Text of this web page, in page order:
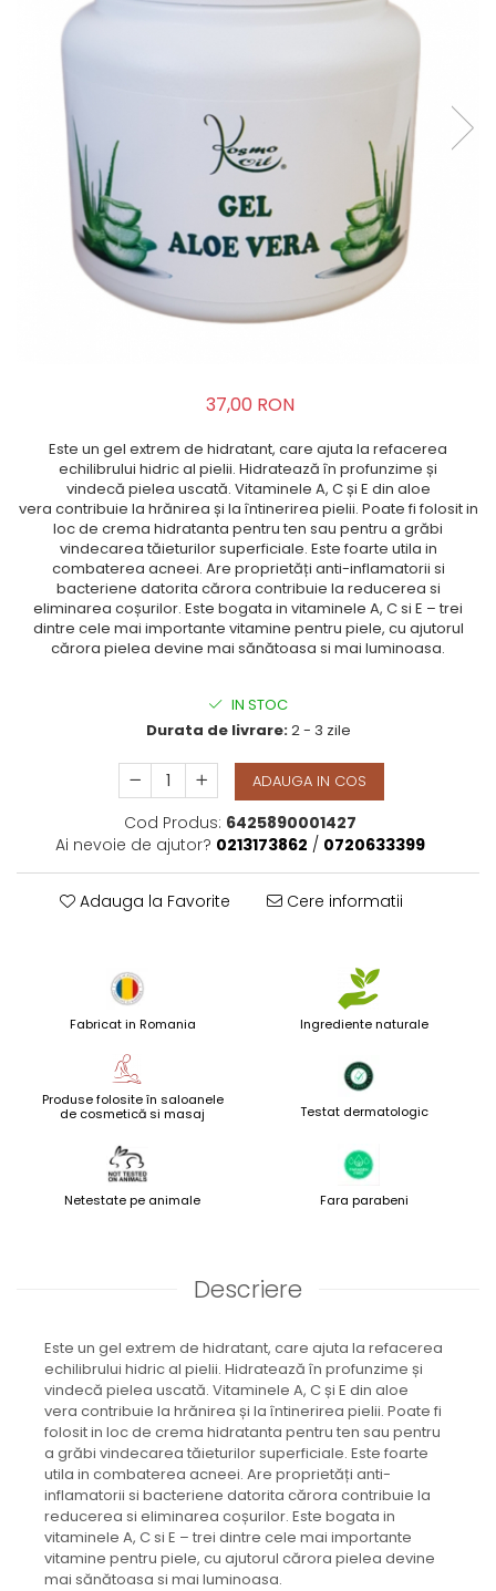
TERAPEUTIC
THAILANDEZ (LOMI-LOMI)
37,00 RON
Este un gel extrem de hidratant, care ajuta la refacerea
echilibrului hidric al pielii. Hidratează în profunzime și
vindecă pielea uscată. Vitaminele A, C și E din aloe
vera contribuie la hrănirea și la întinerirea pielii. Poate fi folosit in
loc de crema hidratanta pentru ten sau pentru a grăbi
vindecarea tăieturilor superficiale. Este foarte utila in
combaterea acneei. Are proprietăți anti-inflamatorii si
bacteriene datorita cărora contribuie la reducerea si
eliminarea coșurilor. Este bogata in vitaminele A, C si E – trei
dintre cele mai importante vitamine pentru piele, cu ajutorul
cărora pielea devine mai sănătoasa si mai luminoasa.
IN STOC
Durata de livrare:2 - 3 zile
ADAUGA IN COS
Cod Produs: 6425890001427
Ai nevoie de ajutor? 0213173862 / 0720633399
Adauga la Favorite Cere informatii
Fabricat in Romania Ingrediente naturale
Produse folosite în saloanele
de cosmetică si masaj
Testat dermatologic
Netestate pe animale Fara parabeni
Descriere
Este un gel extrem de hidratant, care ajuta la refacerea
echilibrului hidric al pielii. Hidratează în profunzime și
vindecă pielea uscată. Vitaminele A, C și E din aloe
vera contribuie la hrănirea și la întinerirea pielii. Poate fi
folosit in loc de crema hidratanta pentru ten sau pentru
a grăbi vindecarea tăieturilor superficiale. Este foarte
utila in combaterea acneei. Are proprietăți anti-
inflamatorii si bacteriene datorita cărora contribuie la
reducerea si eliminarea coșurilor. Este bogata in
vitaminele A, C si E – trei dintre cele mai importante
vitamine pentru piele, cu ajutorul cărora pielea devine
mai sănătoasa si mai luminoasa.